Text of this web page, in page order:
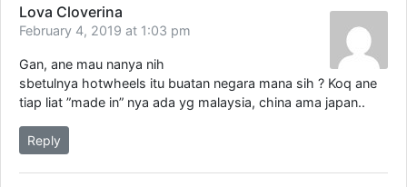
p
e
n
n
n
e
w
w
n
d
o
)
p
e
n
n
n
e
w
w
)
n
n
n
e
w
w
)
Lova Cloverina
February 4, 2019 at 1:03 pm
Gan, ane mau nanya nih
sbetulnya hotwheels itu buatan negara mana sih ? Koq ane
tiap liat ”made in” nya ada yg malaysia, china ama japan..
Reply